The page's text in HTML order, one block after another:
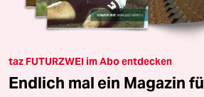
taz FUTURZWEI im Abo entdecken
Endlich mal ein Magazin